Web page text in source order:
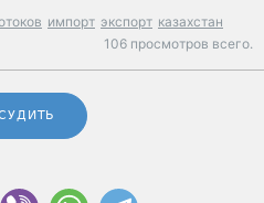
импорт экспорт казахстан
106 просмотров всего.